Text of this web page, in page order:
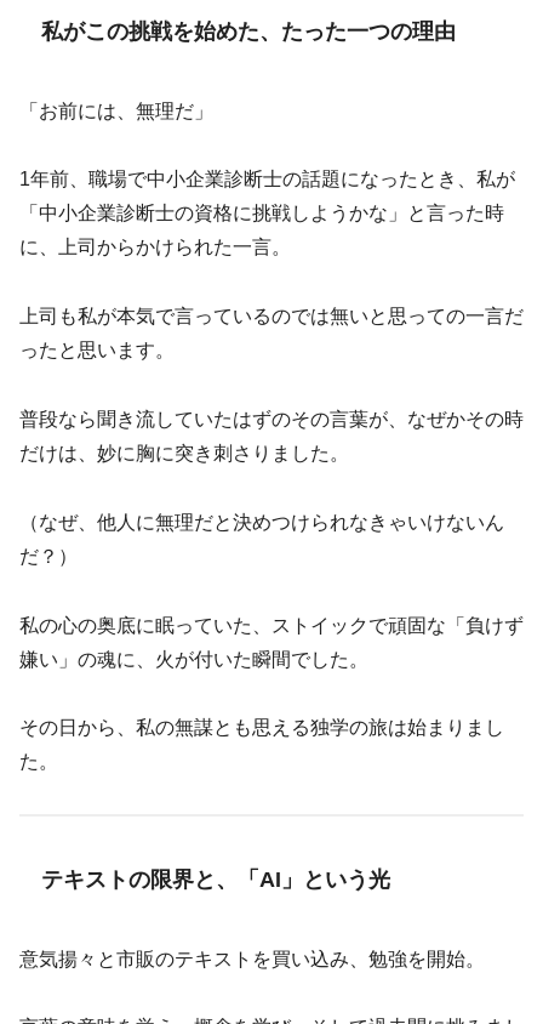
私がこの挑戦を始めた、たった一つの理由
「お前には、無理だ」
1年前、職場で中小企業診断士の話題になったとき、私が
「中小企業診断士の資格に挑戦しようかな」と言った時
に、上司からかけられた一言。
上司も私が本気で言っているのでは無いと思っての一言だ
ったと思います。
普段なら聞き流していたはずのその言葉が、なぜかその時
だけは、妙に胸に突き刺さりました。
（なぜ、他人に無理だと決めつけられなきゃいけないん
だ？）
私の心の奥底に眠っていた、ストイックで頑固な「負けず
嫌い」の魂に、火が付いた瞬間でした。
その日から、私の無謀とも思える独学の旅は始まりまし
た。
テキストの限界と、「AI」という光
意気揚々と市販のテキストを買い込み、勉強を開始。